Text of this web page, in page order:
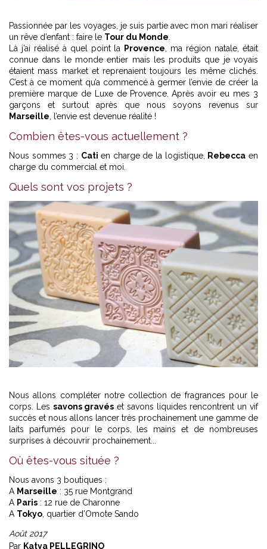
Passionnée par les voyages, je suis partie avec mon mari réaliser
un rêve d’enfant : faire le Tour du Monde
Là j’ai réalisé à quel point la
Provence , ma région natale, était
connue dans le monde entier mais les produits que je voyais
étaient mass market et reprenaient toujours les même clichés.
C’est à ce moment qu’a commencé à germer l’envie de créer la
première marque de Luxe de Provence. Après avoir eu mes 3
garçons et surtout après que nous soyons revenus sur
Marseille , l’envie est devenue réalité !
Combien êtes-vous actuellement ?
Nous sommes 3 : Cati en charge de la logistique, Rebecca en
charge du commercial et moi.
Quels sont vos projets ?
Nous allons compléter notre collection de fragrances pour le
corps. Les savons gravés et savons liquides rencontrent un vif
succès et nous allons lancer très prochainement une gamme de
laits parfumés pour le corps, les mains et de nombreuses
surprises à découvrir prochainement...
Où êtes-vous située ?
Nous avons 3 boutiques :
A Marseille : 35 rue Montgrand
A Paris : 12 rue de Charonne
A Tokyo , quartier d’Omote Sando
Août 2017
Par Katya PELLEGRINO